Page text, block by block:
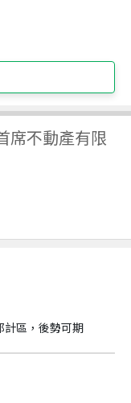
席不動產有限
計區，後勢可期